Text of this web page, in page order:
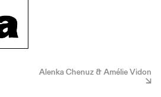
Alenka Chenuz & Amélie Vidon